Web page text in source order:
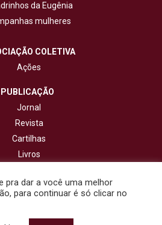
da Eugênia
mulheres
COLETIVA
Ações
PUBLICAÇÃO
Jornal
Revista
Cartilhas
Livros
CONTATO
pra dar a você uma melhor
para continuar é só clicar no